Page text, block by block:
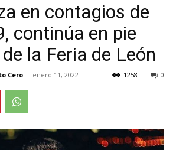
en contagios de
continúa en pie
la Feria de León
Cero - enero 11, 2022 0
1258